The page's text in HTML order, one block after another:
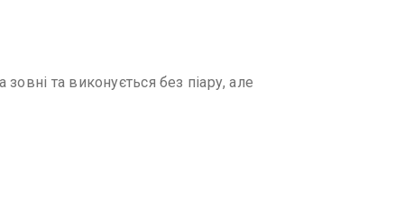
та виконується без піару, але